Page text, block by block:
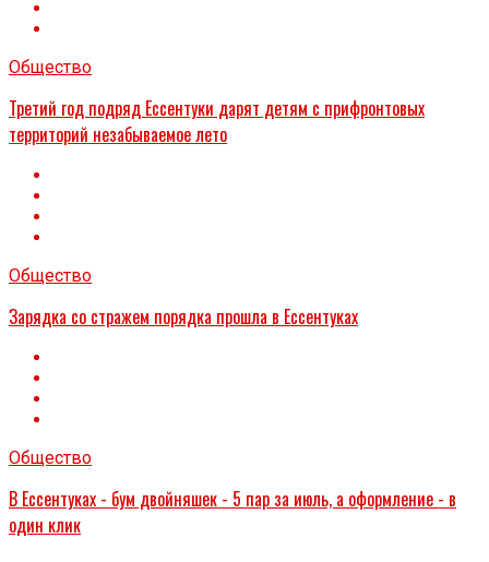
Общество
Третий год подряд Ессентуки дарят детям с прифронтовых
территорий незабываемое лето
Общество
Зарядка со стражем порядка прошла в Ессентуках
Общество
В Ессентуках - бум двойняшек - 5 пар за июль, а оформление - в
один клик